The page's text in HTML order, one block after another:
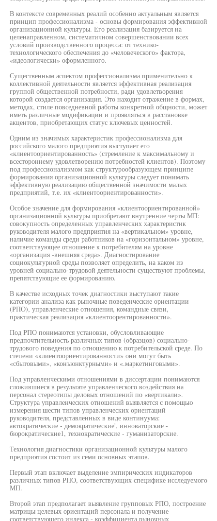
В контексте современных реалий особенно актуальным является
принцип профессионализма - основы формирования эффективной
организационной культуры. Его реализация базируется на
целенаправленном, систематичном совершенствовании всех
условий производственного процесса: от технико-
технологического обеспечения до «человеческого» фактора,
«идеологически» оформленного.
Существенным аспектом профессионализма применительно к
коллективной деятельности является эффективная реализация
группой общественной потребности, ради удовлетворения
которой создается организация. Это находит отражение в формах,
методах, стиле повседневной работы конкретной общности, может
иметь различные модификации и проявляться в расстановке
акцентов, приобретающих статус ключевых ценностей.
Одним из значимых характеристик профессионализма для
российского малого предприятия выступает его
«клиентоориентированность» (стремление к максимальному и
всестороннему удовлетворению потребностей клиентов). Поэтому
под профессионализмом как структурообразующем принципе
формирования организационной культуры следует понимать
эффективную реализацию общественной значимости малых
предприятий, т.е. их «клиентоориентированности».
Особое значение для формирования «клиентоориентированной»
организационной культуры приобретают внутренние черты МП:
совокупность определенных управленческих характеристик
руководителя малого предприятия на «вертикальном» уровне,
наличие команды среди работников на «горизонтальном» уровне,
соответствующее отношение к потребителям на уровне
«организация -внешняя среда». Диагностирование
социокультурной среды позволяет определить, на каком из
уровней социально-трудовой деятельности существуют проблемы,
препятствующие ее формированию.
В качестве исходных точек диагностики выступают такие
категории анализа как рыночные поведенческие ориентации
(РПО), управленческие отношения, командные связи,
практическая реализация «клиентоорентированности».
Под РПО понимаются установки, обусловливающие
предпочтительность различных типов (образцов) социально-
трудового поведения по отношению к потребительской среде. По
степени «клиентоориентированности» они могут быть
«сбытовыми», «конъюнктурными» и «.маркетинговыми».
Под управленческими отношениями в диссертации понимаются
сложившиеся в результате управленческого воздействия на
персонал стереотипы деловых отношений по «вертикали».
Структура управленческих отношений выявляется с помощью
измерения шести типов управленческих ориентаций
руководителя, представленных в виде континуума:
автократические - демократические', инноваторские -
бюрократические1, технократические - гуманизаторские.
Технология диагностики организационной культуры малого
предприятия состоит из семи основных этапов.
Первый этап включает выделение эмпирических индикаторов
различных типов РПО, соответствующих специфике исследуемого
МП.
Второй этап предполагает выявление групповых РПО, построение
матрицы целевых ориентаций персонала и получение
соответствующего индекса - коэффициента рыночных